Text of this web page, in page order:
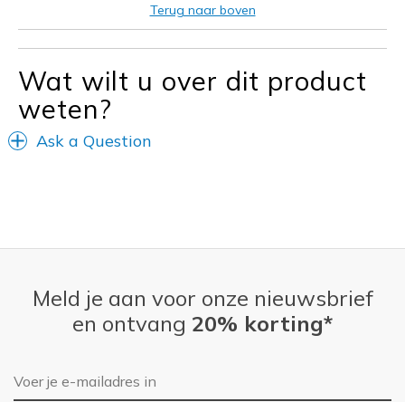
Terug naar boven
Wat wilt u over dit product
weten?
Ask a Question
Meld je aan voor onze nieuwsbrief
en ontvang 20% korting*
E-mailadres